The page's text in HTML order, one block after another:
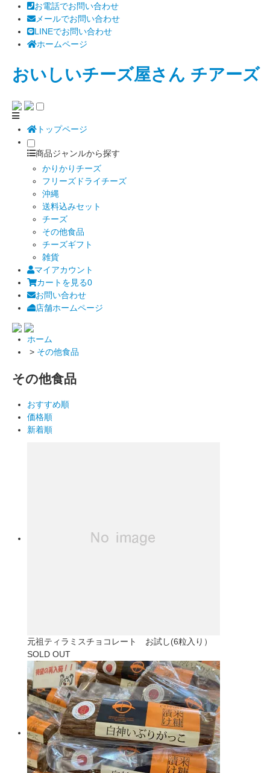
お電話でお問い合わせ
メールでお問い合わせ
LINEでお問い合わせ
ホームページ
おいしいチーズ屋さん チアーズ
トップページ
商品ジャンルから探す
かりかりチーズ
フリーズドライチーズ
沖縄
送料込みセット
チーズ
その他食品
チーズギフト
雑貨
マイアカウント
カートを見る0
お問い合わせ
店舗ホームページ
ホーム
> その他食品
その他食品
おすすめ順
価格順
新着順
元祖ティラミスチョコレート お試し(6粒入り）
SOLD OUT